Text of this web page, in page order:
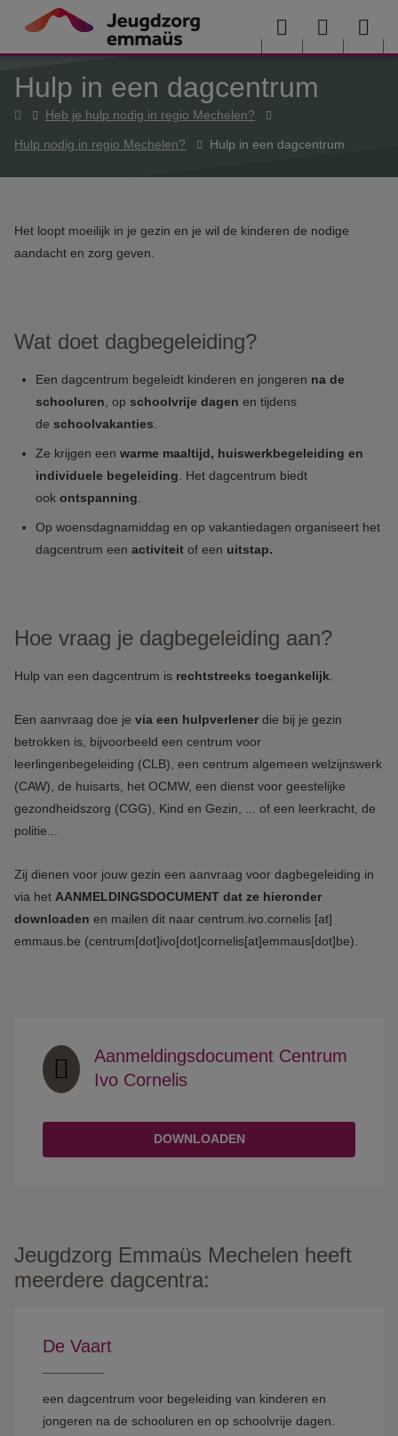
Overslaan en naar de inhoud gaan
Menu User
Hulp in een dagcentrum
HomeHeb je hulp nodig in regio Mechelen?
Hulp nodig in regio Mechelen? Hulp in een dagcentrum
Het loopt moeilijk in je gezin en je wil de kinderen de nodige
aandacht en zorg geven.
Wat doet dagbegeleiding?
Een dagcentrum begeleidt kinderen en jongeren na de
schooluren , op schoolvrije dagen en tijdens
de schoolvakanties
Ze krijgen een warme maaltijd, huiswerkbegeleiding en
individuele begeleiding . Het dagcentrum biedt
ook ontspanning
Op woensdagnamiddag en op vakantiedagen organiseert het
dagcentrum een activiteit of een uitstap.
Hoe vraag je dagbegeleiding aan?
Hulp van een dagcentrum is rechtstreeks toegankelijk
Een aanvraag doe je via een hulpverlener die bij je gezin
betrokken is, bijvoorbeeld een centrum voor
leerlingenbegeleiding (CLB), een centrum algemeen welzijnswerk
(CAW), de huisarts, het OCMW, een dienst voor geestelijke
gezondheidszorg (CGG), Kind en Gezin, ... of een leerkracht, de
politie...
Zij dienen voor jouw gezin een aanvraag voor dagbegeleiding in
via het AANMELDINGSDOCUMENT dat ze hieronder
downloaden en mailen dit naar centrum.ivo.cornelis [at]
emmaus.be (centrum[dot]ivo[dot]cornelis[at]emmaus[dot]be)
Aanmeldingsdocument Centrum
Ivo Cornelis
DOWNLOADEN
Jeugdzorg Emmaüs Mechelen heeft
meerdere dagcentra:
De Vaart
een dagcentrum voor begeleiding van kinderen en
jongeren na de schooluren en op schoolvrije dagen.